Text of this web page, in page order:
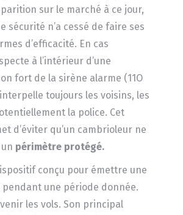
sur le marché à ce jour,
sécurité n’a cessé de faire ses
d’efficacité. En cas
à l’intérieur d’une
fort de la sirène alarme (11O
toujours les voisins, les
la police. Cet
d’éviter qu’un cambrioleur ne
périmètre protégé.
conçu pour émettre une
une période donnée.
les vols. Son principal